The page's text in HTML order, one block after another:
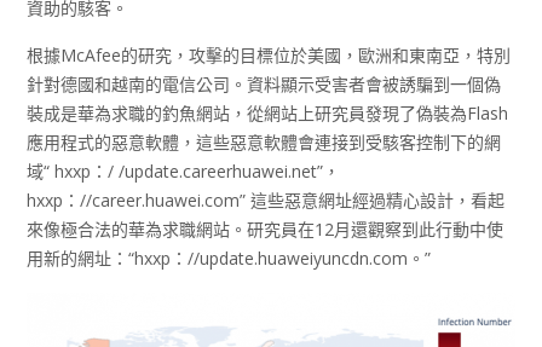
資助的駭客。
根據McAfee的研究，攻擊的目標位於美國，歐洲和東南亞，特別
針對德國和越南的電信公司。資料顯示受害者會被誘騙到一個偽
裝成是華為求職的釣魚網站，從網站上研究員發現了偽裝為Flash
應用程式的惡意軟體，這些惡意軟體會連接到受駭客控制下的網
域“ hxxp：/ /update.careerhuawei.net”，
hxxp：//career.huawei.com” 這些惡意網址經過精心設計，看起
來像極合法的華為求職網站。研究員在12月還觀察到此行動中使
用新的網址：“hxxp：//update.huaweiyuncdn.com。”